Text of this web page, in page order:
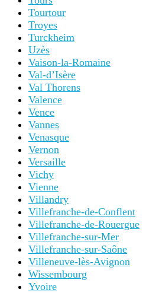
Tourtour
Troyes
Turckheim
Uzès
Vaison-la-Romaine
Val-d’Isère
Val Thorens
Valence
Vence
Vannes
Venasque
Vernon
Versaille
Vichy
Vienne
Villandry
Villefranche-de-Conflent
Villefranche-de-Rouergue
Villefranche-sur-Mer
Villefranche-sur-Saône
Villeneuve-lès-Avignon
Wissembourg
Yvoire